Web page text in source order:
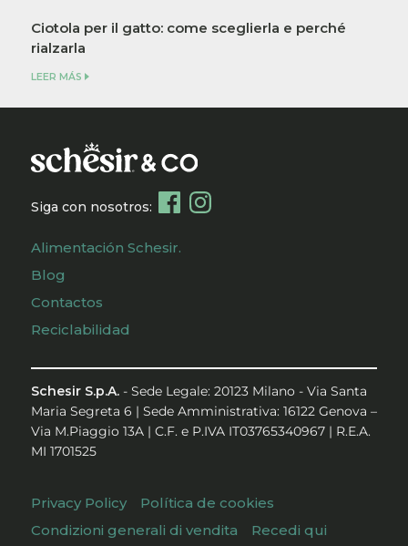
Ciotola per il gatto: come sceglierla e perché
rialzarla
LEER MÁS
Siga con nosotros:
Alimentación Schesir.
Blog
Contactos
Reciclabilidad
Schesir S.p.A.- Sede Legale: 20123 Milano - Via Santa
Maria Segreta 6 | Sede Amministrativa: 16122 Genova –
Via M.Piaggio 13A | C.F. e P.IVA IT03765340967 | R.E.A.
MI 1701525
Privacy Policy
Política de cookies
Condizioni generali di vendita
Recedi qui